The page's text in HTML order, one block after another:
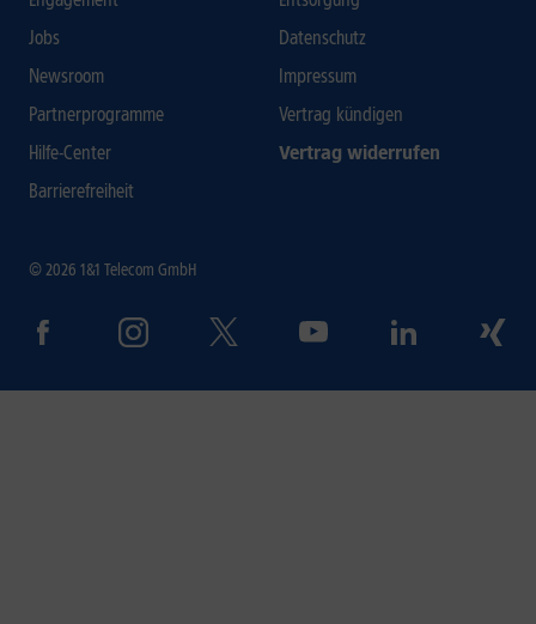
Jobs
Newsroom
Partnerprogramme
Hilfe-Center
Barrierefreiheit
Datenschutz
Impressum
Vertrag kündigen
Vertrag widerrufen
© 2026 1&1 Telecom GmbH